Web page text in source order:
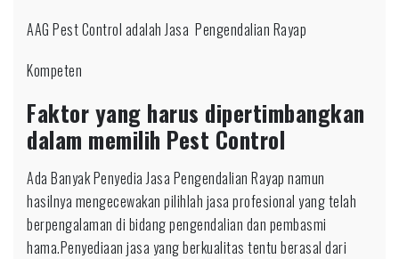
AAG Pest Control adalah Jasa Pengendalian Rayap
Kompeten
Faktor yang harus dipertimbangkan
dalam memilih Pest Control
Ada Banyak Penyedia Jasa Pengendalian Rayap namun
hasilnya mengecewakan pilihlah jasa profesional yang telah
berpengalaman di bidang pengendalian dan pembasmi
hama.Penyediaan jasa yang berkualitas tentu berasal dari